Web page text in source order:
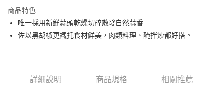
• 付款後7-11取貨
每筆NT$60，滿NT$699(含以上)免運費
商品特色
唯一採用新鮮蒜頭乾燥切碎散發自然蒜香
佐以黑胡椒更襯托食材鮮美，肉類料理、醃拌炒都好搭。
詳細說明 商品規格 相關推薦